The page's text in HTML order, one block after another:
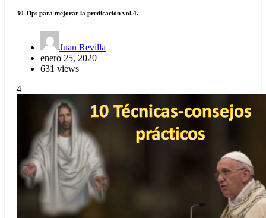
30 Tips para mejorar la predicación vol.4.
Juan Revilla
enero 25, 2020
631 views
4